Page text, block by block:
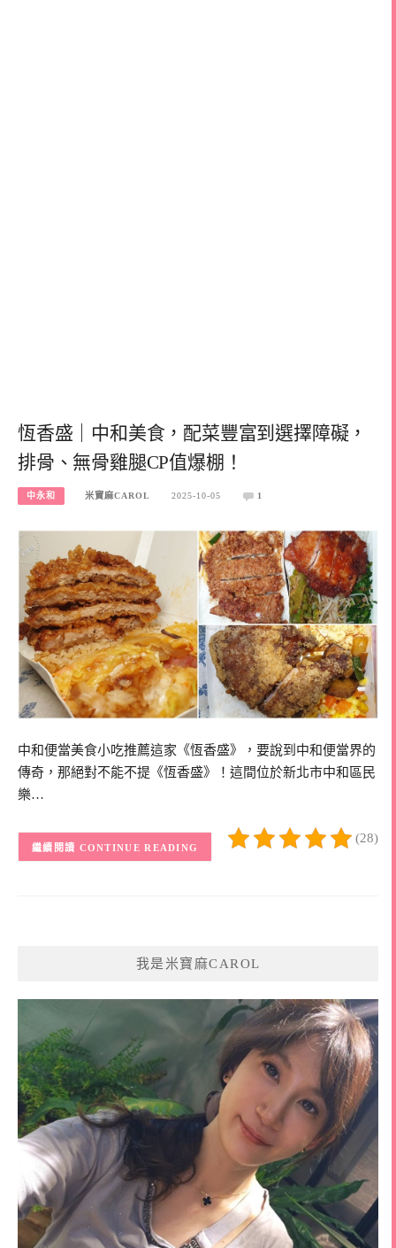
恆香盛｜中和美食，配菜豐富到選擇障礙，
排骨、無骨雞腿CP值爆棚！
中永和 米寶麻CAROL 2025-10-05 1
中和便當美食小吃推薦這家《恆香盛》，要說到中和便當界的
傳奇，那絕對不能不提《恆香盛》！這間位於新北市中和區民
樂…
(28)
CONTINUE READING
我是米寶麻CAROL